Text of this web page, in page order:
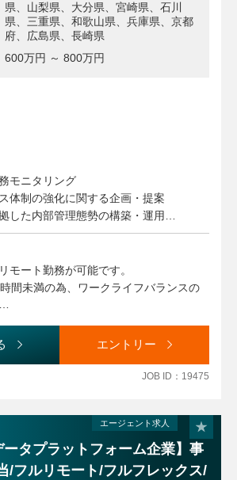
県、山梨県、大分県、宮崎県、石川
県、三重県、和歌山県、兵庫県、京都
府、広島県、長崎県
600万円 ～ 800万円
モニタリング
体制の強化に関する企画・提案
した内部管理態勢の構築・運用
向上やコンプライアンス意識浸透のため
委員会の運営
・管理
アンス推進に付随する業務
スキルに合わせて担当業務を調整させて
モート勤務が可能です。
間未満の為、ワークライフバランスの
とができます。
エントリー
JOB ID：19475
エージェント求人
ータプラットフォーム企業】事
/フルリモート/フルフレックス/